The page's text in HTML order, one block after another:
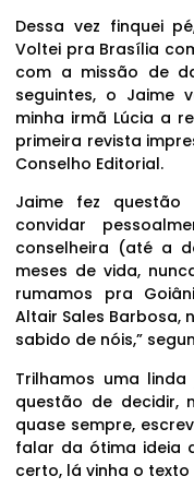
Dessa vez finquei
Voltei pra Brasília
com a missão de
seguintes, o Jaime
minha irmã Lúcia a
primeira revista
Conselho Editorial.
Jaime fez
convidar
conselheira (até a
meses de vida,
rumamos pra
Altair Sales Barbosa,
sabido de nóis,”
Trilhamos uma linda
questão de decidir,
quase sempre,
falar da ótima ideia
certo, lá vinha o